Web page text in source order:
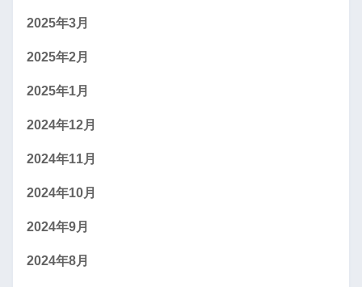
2025年3月
2025年2月
2025年1月
2024年12月
2024年11月
2024年10月
2024年9月
2024年8月